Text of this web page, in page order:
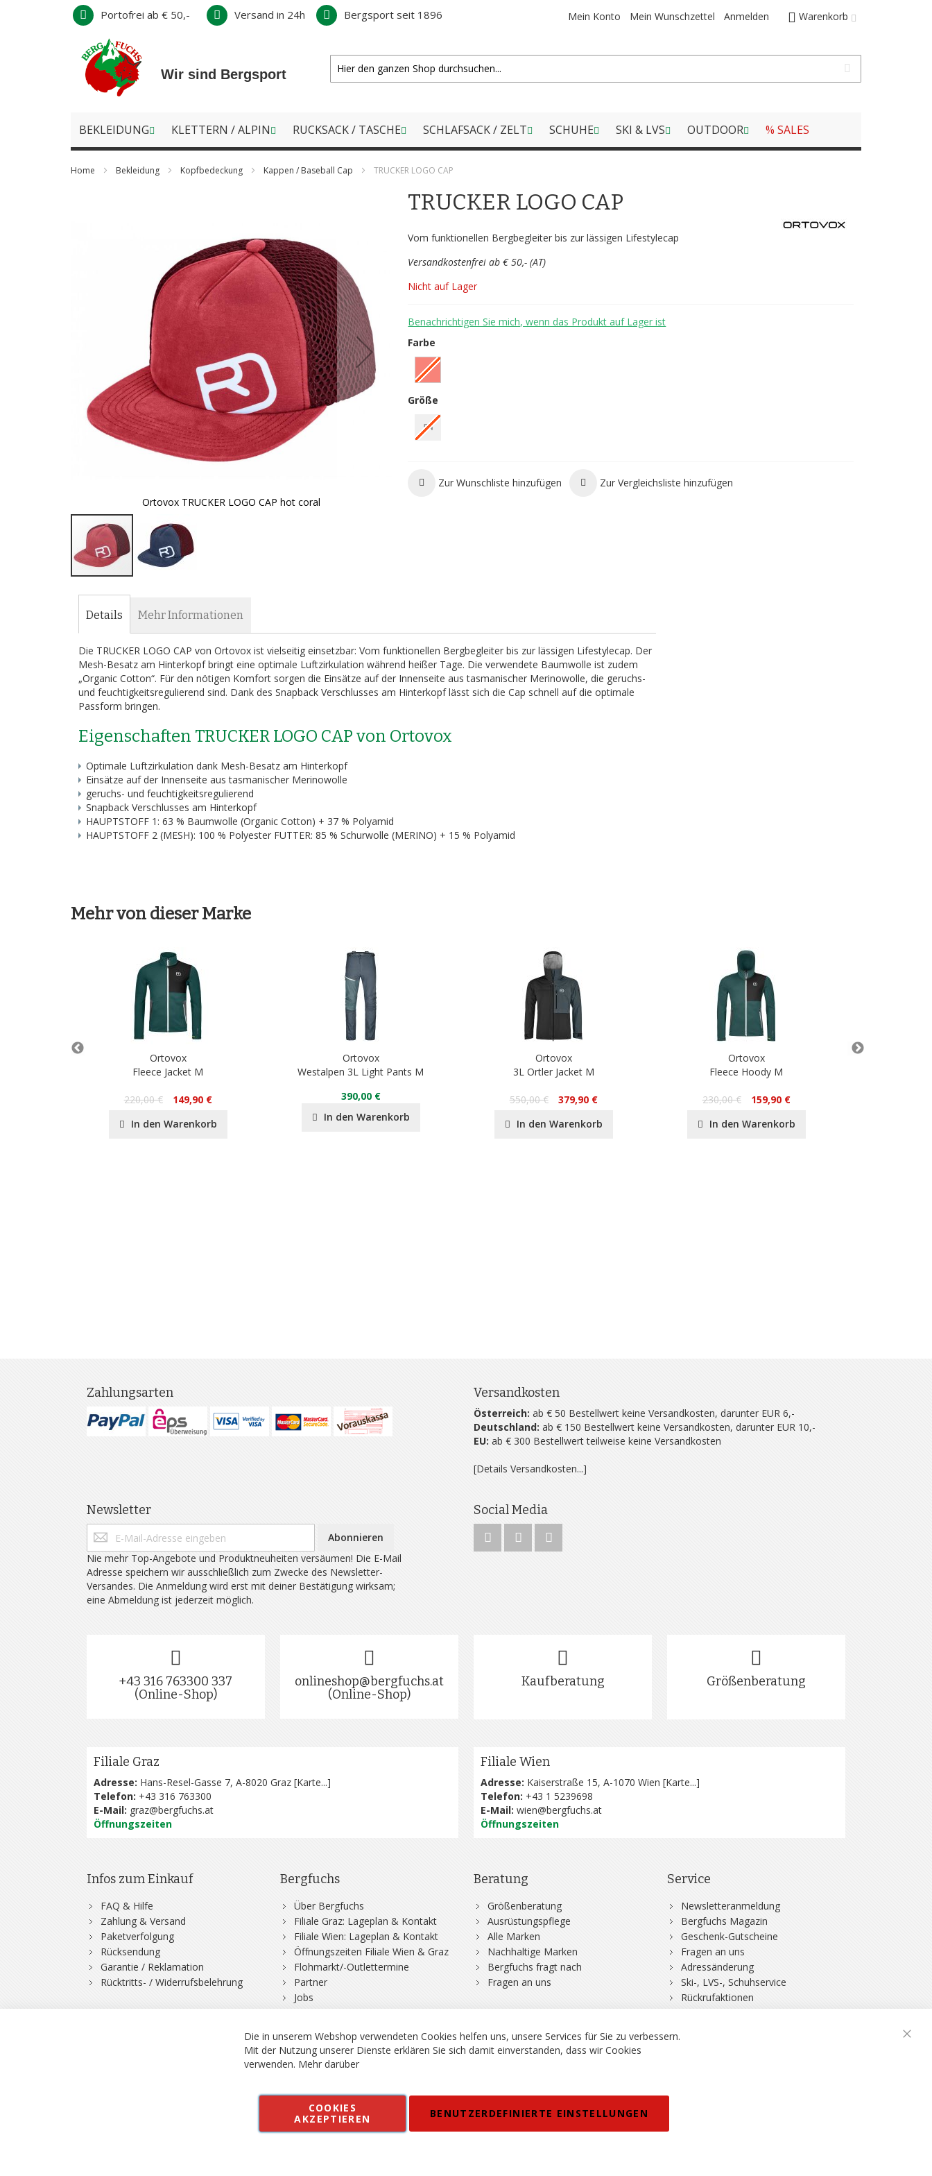
Direkt
Inhalt
Warenkorb
Mein Konto Mein Wunschzettel Anmelden
Portofrei ab € 50,- Versand in 24h Bergsport seit 1896
Wir sind Bergsport
BEKLEIDUNG KLETTERN / ALPIN RUCKSACK / TASCHE SCHLAFSACK / ZELT SCHUHE SKI & LVS OUTDOOR % SALES
Home Bekleidung Kopfbedeckung Kappen / Baseball Cap TRUCKER LOGO CAP
Ortovox TRUCKER LOGO CAP hot coral
Anfang
TRUCKER LOGO CAP
Vom funktionellen Bergbegleiter bis zur lässigen Lifestylecap
Versandkostenfrei ab € 50,- (AT)
Nicht auf Lager
Benachrichtigen Sie mich, wenn das Produkt auf Lager ist
Farbe
Größe
54
Zur Wunschliste hinzufügen Zur Vergleichsliste hinzufügen
Details
Die TRUCKER LOGO CAP von Ortovox ist vielseitig einsetzbar: Vom funktionellen Bergbegleiter bis zur lässigen Lifestylecap. Der
Mesh-Besatz am Hinterkopf bringt eine optimale Luftzirkulation während heißer Tage. Die verwendete Baumwolle ist zudem
„Organic Cotton“. Für den nötigen Komfort sorgen die Einsätze auf der Innenseite aus tasmanischer Merinowolle, die geruchs-
und feuchtigkeitsregulierend sind. Dank des Snapback Verschlusses am Hinterkopf lässt sich die Cap schnell auf die optimale
Passform bringen.
Eigenschaften TRUCKER LOGO CAP von Ortovox
Optimale Luftzirkulation dank Mesh-Besatz am Hinterkopf
Einsätze auf der Innenseite aus tasmanischer Merinowolle
geruchs- und feuchtigkeitsregulierend
Snapback Verschlusses am Hinterkopf
HAUPTSTOFF 1: 63 % Baumwolle (Organic Cotton) + 37 % Polyamid
HAUPTSTOFF 2 (MESH): 100 % Polyester FUTTER: 85 % Schurwolle (MERINO) + 15 % Polyamid
Mehr Informationen
Mehr von dieser Marke
Ortovox
Fleece Jacket M
220,00 €
149,90 €
In den Warenkorb
Ortovox
Westalpen 3L Light Pants M
390,00 €
In den Warenkorb
Ortovox
3L Ortler Jacket M
550,00 €
379,90 €
In den Warenkorb
Ortovox
Fleece Hoody M
230,00 €
159,90 €
In den Warenkorb
Zahlungsarten Versandkosten
Österreich: ab € 50 Bestellwert keine Versandkosten, darunter EUR 6,-
Deutschland: ab € 150 Bestellwert keine Versandkosten, darunter EUR 10,-
EU: ab € 300 Bestellwert teilweise keine Versandkosten
[Details Versandkosten...]
Newsletter
Abonnieren
Nie mehr Top-Angebote und Produktneuheiten versäumen! Die E-Mail
Adresse speichern wir ausschließlich zum Zwecke des Newsletter-
Versandes. Die Anmeldung wird erst mit deiner Bestätigung wirksam;
eine Abmeldung ist jederzeit möglich.
Social Media
+43 316 763300 337
(Online-Shop)
onlineshop@bergfuchs.at
(Online-Shop)
Kaufberatung Größenberatung
Filiale Graz
Adresse: Hans-Resel-Gasse 7, A-8020 Graz [Karte...]
Telefon: +43 316 763300
E-Mail: graz@bergfuchs.at
Öffnungszeiten
Filiale Wien
Adresse: Kaiserstraße 15, A-1070 Wien [Karte...]
Telefon: +43 1 5239698
E-Mail: wien@bergfuchs.at
Öffnungszeiten
Infos zum Einkauf
FAQ & Hilfe
Zahlung & Versand
Paketverfolgung
Rücksendung
Garantie / Reklamation
Rücktritts- / Widerrufsbelehrung
Bergfuchs
Über Bergfuchs
Filiale Graz: Lageplan & Kontakt
Filiale Wien: Lageplan & Kontakt
Öffnungszeiten Filiale Wien & Graz
Flohmarkt/-Outlettermine
Partner
Jobs
Beratung
Größenberatung
Ausrüstungspflege
Alle Marken
Nachhaltige Marken
Bergfuchs fragt nach
Fragen an uns
Service
Newsletteranmeldung
Bergfuchs Magazin
Geschenk-Gutscheine
Fragen an uns
Adressänderung
Ski-, LVS-, Schuhservice
Rückrufaktionen
DSV-Skiversicherung
Vertrag widerrufen Kontakt AGB Datenschutz
Barrierefreiheitserklärung
Alle Preise inkl. MWSt. in EUR, Angebot solange Vorrat reicht. Fehler, Irrtümer und Preisänderungen vorbehalten.
Die in unserem Webshop verwendeten Cookies helfen uns, unsere Services für Sie zu verbessern.
Mit der Nutzung unserer Dienste erklären Sie sich damit einverstanden, dass wir Cookies
verwenden. Mehr darüber
COOKIES
AKZEPTIEREN
BENUTZERDEFINIERTE EINSTELLUNGEN